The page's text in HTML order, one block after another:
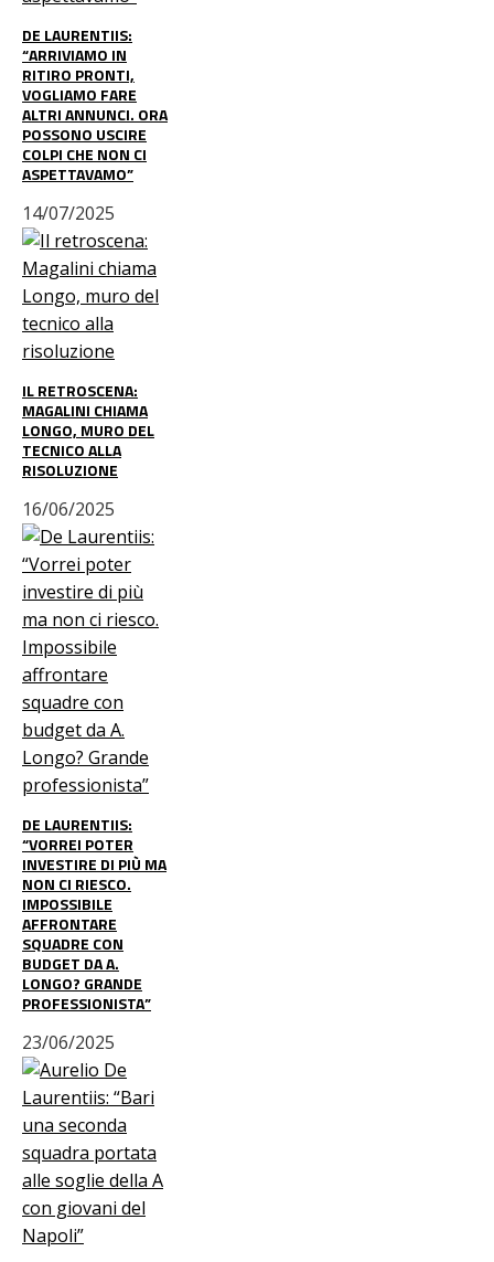
DE LAURENTIIS:
“ARRIVIAMO IN
RITIRO PRONTI,
VOGLIAMO FARE
ALTRI ANNUNCI. ORA
POSSONO USCIRE
COLPI CHE NON CI
ASPETTAVAMO”
14/07/2025
IL RETROSCENA:
MAGALINI CHIAMA
LONGO, MURO DEL
TECNICO ALLA
RISOLUZIONE
16/06/2025
DE LAURENTIIS:
“VORREI POTER
INVESTIRE DI PIÙ MA
NON CI RIESCO.
IMPOSSIBILE
AFFRONTARE
SQUADRE CON
BUDGET DA A.
LONGO? GRANDE
PROFESSIONISTA”
23/06/2025